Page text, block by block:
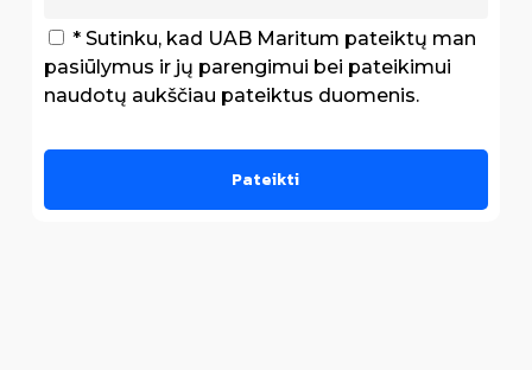
* Sutinku, kad UAB Maritum pateiktų man
pasiūlymus ir jų parengimui bei pateikimui
naudotų aukščiau pateiktus duomenis.